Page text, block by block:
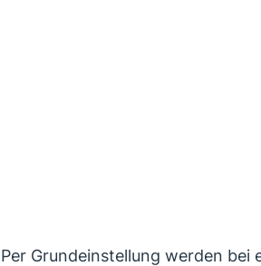
Per Grundeinstellung werden bei